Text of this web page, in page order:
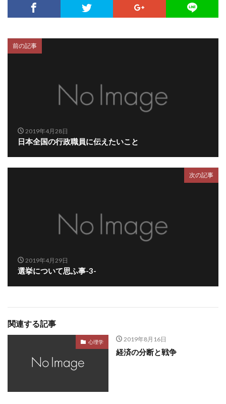
前の記事
2019年4月28日
日本全国の行政職員に伝えたいこと
次の記事
2019年4月29日
選挙について思ふ事-3-
関連する記事
心理学 2019年8月16日
経済の分断と戦争